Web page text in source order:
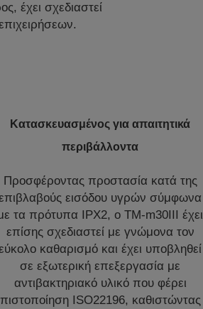
έχει σχεδιαστεί
Κατασκευασμένος για απαιτητικά
περιβάλλοντα
Προσφέροντας προστασία κατά της
εισόδου υγρών σύμφωνα
τα πρότυπα IPX2, ο TM-m30III έχει
επίσης σχεδιαστεί με γνώμονα τον
καθαρισμό και έχει υποβληθεί
σε εξωτερική επεξεργασία με
αντιβακτηριακό υλικό που φέρει
πιστοποίηση ISO22196, καθιστώντας